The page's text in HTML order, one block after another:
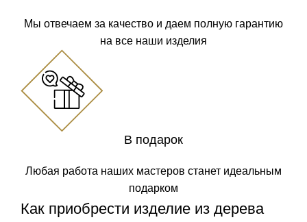
Мы отвечаем за качество и даем полную гарантию
на все наши изделия
В подарок
Любая работа наших мастеров станет идеальным
подарком
Как приобрести изделие из дерева